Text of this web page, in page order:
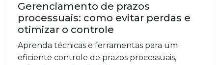
Gerenciamento de prazos
processuais: como evitar perdas e
otimizar o controle
Aprenda técnicas e ferramentas para um
eficiente controle de prazos processuais,